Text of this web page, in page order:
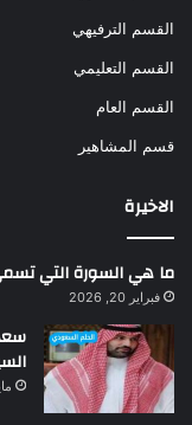
القسم الترفيهي
القسم التعليمي
القسم العام
قسم المشاهير
الاخيرة
ما هي السورة التي
فبراير 20, 2026
مايو